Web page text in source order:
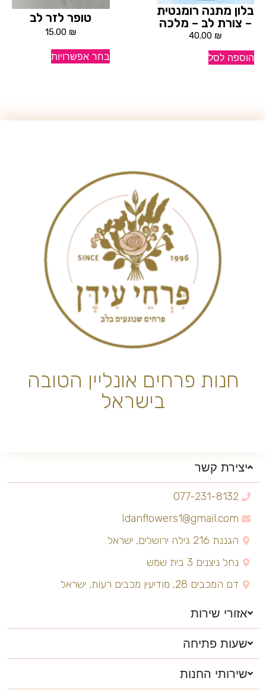
בלון מתנה רומנטית
– צורת לב – מלכה
40.00 ₪
הוספה לסל
טופר לזר לב
15.00 ₪
בחר אפשרויות
חנות פרחים אונליין הטובה
בישראל
יצירת קשר
077-231-8132
Idanflowers1@gmail.com
הגננת 216 גילה ירושלים, ישראל
נחל ניצנים 3 בית שמש
דם המכבים 28, מודיעין מכבים רעות, ישראל
אזורי שירות
שעות פתיחה
שירותי החנות